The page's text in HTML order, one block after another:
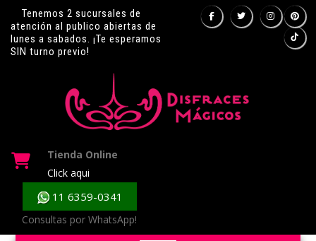
Tenemos 2 sucursales de
atención al publico abiertas de
lunes a sabados. ¡Te esperamos
SIN turno previo!
Tienda Online
Click aqui
11 6359-0341
Consultas por WhatsApp!